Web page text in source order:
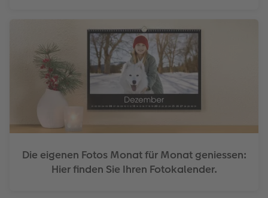
Die eigenen Fotos Monat für Monat geniessen:
Hier finden Sie Ihren Fotokalender.